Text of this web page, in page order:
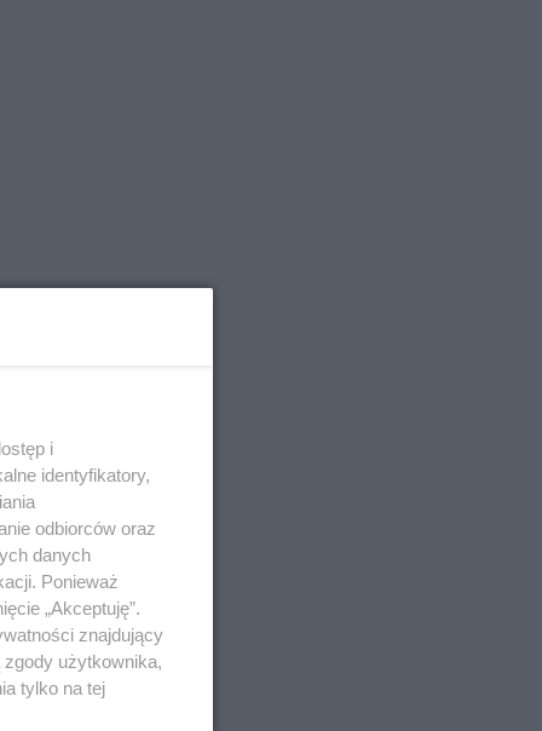
i
identyfikatory,
odbiorców oraz
danych
Ponieważ
„Akceptuję”.
znajdujący
użytkownika,
tylko na tej